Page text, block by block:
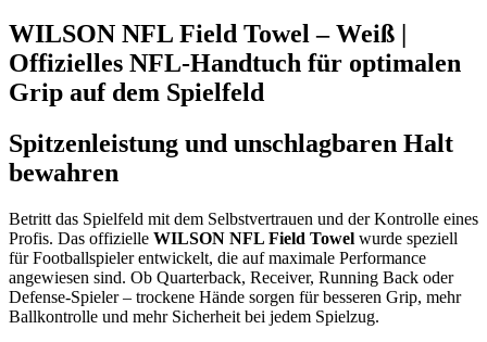
WILSON NFL Field Towel – Weiß |
Offizielles NFL-Handtuch für optimalen
Grip auf dem Spielfeld
Spitzenleistung und unschlagbaren Halt
bewahren
Betritt das Spielfeld mit dem Selbstvertrauen und der Kontrolle eines
Profis. Das offizielle WILSON NFL Field Towel wurde speziell
für Footballspieler entwickelt, die auf maximale Performance
angewiesen sind. Ob Quarterback, Receiver, Running Back oder
Defense-Spieler – trockene Hände sorgen für besseren Grip, mehr
Ballkontrolle und mehr Sicherheit bei jedem Spielzug.